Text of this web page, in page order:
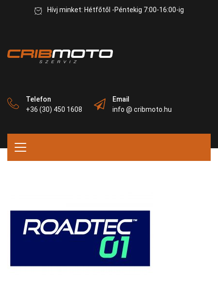
Hívj minket: Hétfőtől -Péntekig 7:00-16:00-ig
Telefon
+36 (30) 450 1608
Email
info @ cribmoto.hu